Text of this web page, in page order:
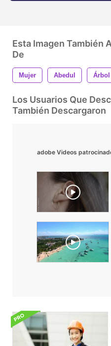
Esta Imagen También
De
Mujer Abedul Árbol
Los Usuarios Que
También Descargaron
adobe Videos